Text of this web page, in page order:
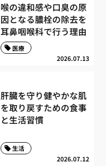
喉の違和感や口臭の原
因となる膿栓の除去を
耳鼻咽喉科で行う理由
2026.07.13
医療
肝臓を守り健やかな肌
を取り戻すための食事
と生活習慣
2026.07.12
生活